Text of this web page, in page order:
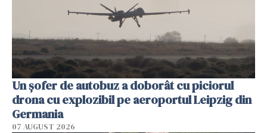
Un șofer de autobuz a doborât cu piciorul
drona cu explozibil pe aeroportul Leipzig din
Germania
07 AUGUST 2026